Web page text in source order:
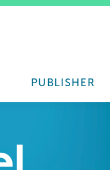
PUBLISHER